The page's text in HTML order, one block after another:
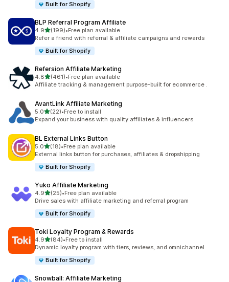
Built for Shopify
BLP Referral Program Affiliate
4.9เต็ม 5 ดาว
(199)
ทั้งหมด 199 รีวิว
•Free plan available
Refer a friend with referral & affiliate campaigns and rewards
Built for Shopify
Refersion Affiliate Marketing
4.8เต็ม 5 ดาว
(461)
ทั้งหมด 461 รีวิว
•Free plan available
Affiliate tracking & management purpose-built for ecommerce .
AvantLink Affiliate Marketing
5.0เต็ม 5 ดาว
(22)
ทั้งหมด 22 รีวิว
•Free to install
Expand your business with quality affiliates & influencers
BL External Links Button
5.0เต็ม 5 ดาว
(18)
ทั้งหมด 18 รีวิว
•Free plan available
External links button for purchases, affiliates & dropshipping
Built for Shopify
Yuko Affiliate Marketing
4.9เต็ม 5 ดาว
(25)
ทั้งหมด 25 รีวิว
•Free plan available
Drive sales with affiliate marketing and referral program
Built for Shopify
Toki Loyalty Program & Rewards
4.9เต็ม 5 ดาว
(84)
ทั้งหมด 84 รีวิว
•Free to install
Dynamic loyalty program with tiers, reviews, and omnichannel
Built for Shopify
Snowball: Affiliate Marketing